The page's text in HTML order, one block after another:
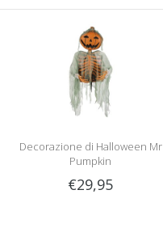
Decorazione di Halloween Mr
Pumpkin
€29,95